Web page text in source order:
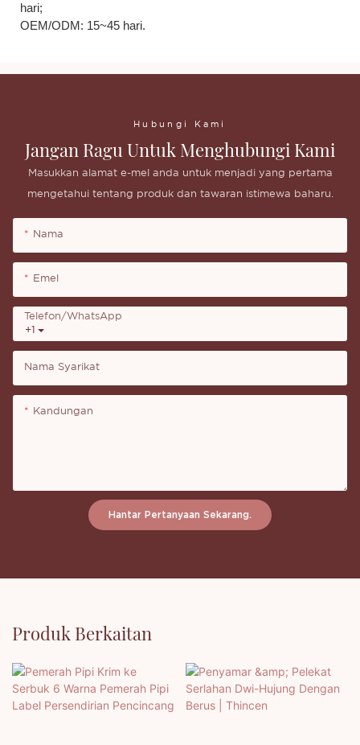
hari;
OEM/ODM: 15~45 hari.
Hubungi Kami
Jangan Ragu Untuk Menghubungi Kami
Masukkan alamat e-mel anda untuk menjadi yang pertama
mengetahui tentang produk dan tawaran istimewa baharu.
Nama
Emel
+1
Telefon/whatsApp
Nama Syarikat
Kandungan
Hantar Pertanyaan Sekarang.
Produk Berkaitan